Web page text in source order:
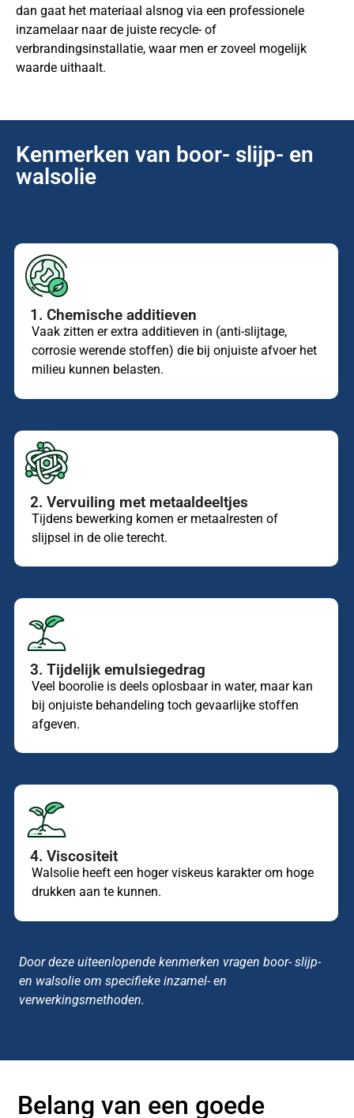
dan gaat het materiaal alsnog via een professionele
inzamelaar naar de juiste recycle- of
verbrandingsinstallatie, waar men er zoveel mogelijk
waarde uithaalt.
Kenmerken van boor- slijp- en
walsolie
1. Chemische additieven
Vaak zitten er extra additieven in (anti-slijtage,
corrosie werende stoffen) die bij onjuiste afvoer het
milieu kunnen belasten.
2. Vervuiling met metaaldeeltjes
Tijdens bewerking komen er metaalresten of
slijpsel in de olie terecht.
3. Tijdelijk emulsiegedrag
Veel boorolie is deels oplosbaar in water, maar kan
bij onjuiste behandeling toch gevaarlijke stoffen
afgeven.
4. Viscositeit
Walsolie heeft een hoger viskeus karakter om hoge
drukken aan te kunnen.
Door deze uiteenlopende kenmerken vragen boor- slijp-
en walsolie om specifieke inzamel- en
verwerkingsmethoden.
Belang van een goede